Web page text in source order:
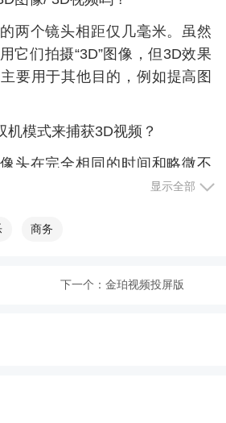
两个镜头相距仅几毫米。虽然
它们拍摄“3D”图像，但3D效果
要用于其他目的，例如提高图
机模式来捕获3D视频？
头在完全相同的时间和略微不
得真实的立体3D视频。它是我
用程序根本不是立体3D。
的手机，软件可以检测并利用
式都可以拍摄3D照片，有什么
显示全部
商务
下一个： 金珀视频投屏版